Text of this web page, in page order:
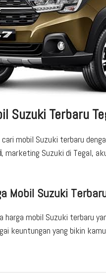
Suzuki Terbaru
cari mobil Suzuki terbaru
, marketing Suzuki di Tegal,
Mobil Suzuki
harga mobil Suzuki terbaru
keuntungan yang bikin